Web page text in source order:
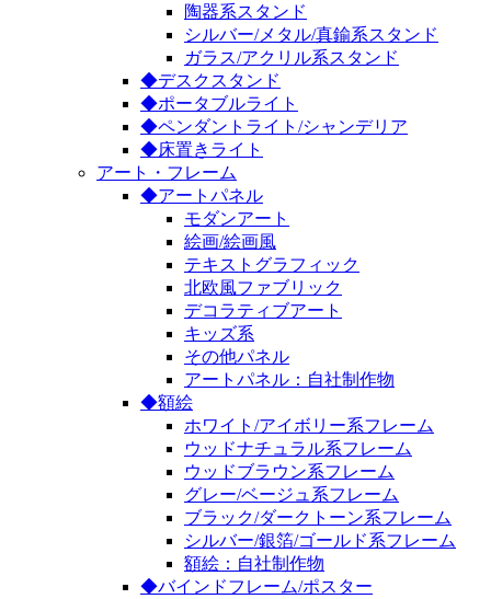
陶器系スタンド
シルバー/メタル/真鍮系スタンド
ガラス/アクリル系スタンド
◆デスクスタンド
◆ポータブルライト
◆ペンダントライト/シャンデリア
◆床置きライト
アート・フレーム
◆アートパネル
モダンアート
絵画/絵画風
テキストグラフィック
北欧風ファブリック
デコラティブアート
キッズ系
その他パネル
アートパネル：自社制作物
◆額絵
ホワイト/アイボリー系フレーム
ウッドナチュラル系フレーム
ウッドブラウン系フレーム
グレー/ベージュ系フレーム
ブラック/ダークトーン系フレーム
シルバー/銀箔/ゴールド系フレーム
額絵：自社制作物
◆バインドフレーム/ポスター